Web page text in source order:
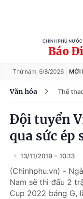
CHÍNH PHỦ
Báo
Thứ năm, 6/8/2026 MỚI
Văn hóa Thể
Đội tuyển
qua sức ép
13/11/2019 10:13
(Chinhphu.vn) -
Nam sẽ thi đấu 2
Cup 2022 bảng G,